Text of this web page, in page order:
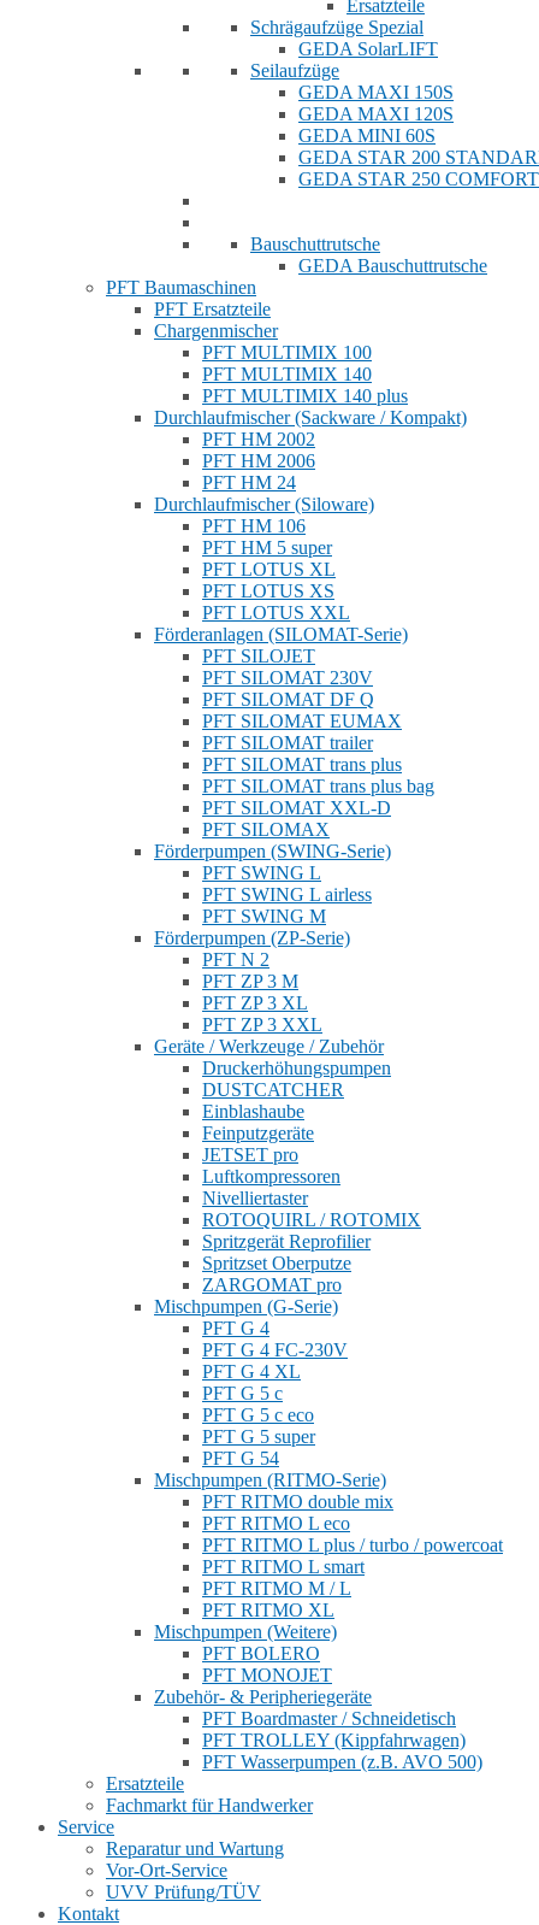
Ersatzteile
Schrägaufzüge Spezial
GEDA SolarLIFT
Seilaufzüge
GEDA MAXI 150S
GEDA MAXI 120S
GEDA MINI 60S
GEDA STAR 200
GEDA STAR 250 COMFORT
Bauschuttrutsche
GEDA Bauschuttrutsche
PFT Baumaschinen
PFT Ersatzteile
Chargenmischer
PFT MULTIMIX 100
PFT MULTIMIX 140
PFT MULTIMIX 140 plus
Durchlaufmischer (Sackware / Kompakt)
PFT HM 2002
PFT HM 2006
PFT HM 24
Durchlaufmischer (Siloware)
PFT HM 106
PFT HM 5 super
PFT LOTUS XL
PFT LOTUS XS
PFT LOTUS XXL
Förderanlagen (SILOMAT-Serie)
PFT SILOJET
PFT SILOMAT 230V
PFT SILOMAT DF Q
PFT SILOMAT EUMAX
PFT SILOMAT trailer
PFT SILOMAT trans plus
PFT SILOMAT trans plus bag
PFT SILOMAT XXL-D
PFT SILOMAX
Förderpumpen (SWING-Serie)
PFT SWING L
PFT SWING L airless
PFT SWING M
Förderpumpen (ZP-Serie)
PFT N 2
PFT ZP 3 M
PFT ZP 3 XL
PFT ZP 3 XXL
Geräte / Werkzeuge / Zubehör
Druckerhöhungspumpen
DUSTCATCHER
Einblashaube
Feinputzgeräte
JETSET pro
Luftkompressoren
Nivelliertaster
ROTOQUIRL / ROTOMIX
Spritzgerät Reprofilier
Spritzset Oberputze
ZARGOMAT pro
Mischpumpen (G-Serie)
PFT G 4
PFT G 4 FC-230V
PFT G 4 XL
PFT G 5 c
PFT G 5 c eco
PFT G 5 super
PFT G 54
Mischpumpen (RITMO-Serie)
PFT RITMO double mix
PFT RITMO L eco
PFT RITMO L plus / turbo / powercoat
PFT RITMO L smart
PFT RITMO M / L
PFT RITMO XL
Mischpumpen (Weitere)
PFT BOLERO
PFT MONOJET
Zubehör- & Peripheriegeräte
PFT Boardmaster / Schneidetisch
PFT TROLLEY (Kippfahrwagen)
PFT Wasserpumpen (z.B. AVO 500)
Ersatzteile
Fachmarkt für Handwerker
Service
Reparatur und Wartung
Vor-Ort-Service
UVV Prüfung/TÜV
Kontakt